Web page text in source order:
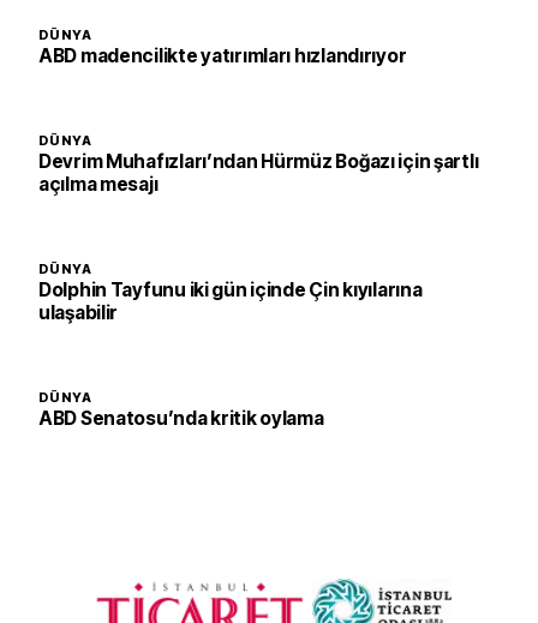
DÜNYA
ABD madencilikte yatırımları hızlandırıyor
DÜNYA
Devrim Muhafızları’ndan Hürmüz Boğazı için şartlı
açılma mesajı
DÜNYA
Dolphin Tayfunu iki gün içinde Çin kıyılarına
ulaşabilir
DÜNYA
ABD Senatosu’nda kritik oylama